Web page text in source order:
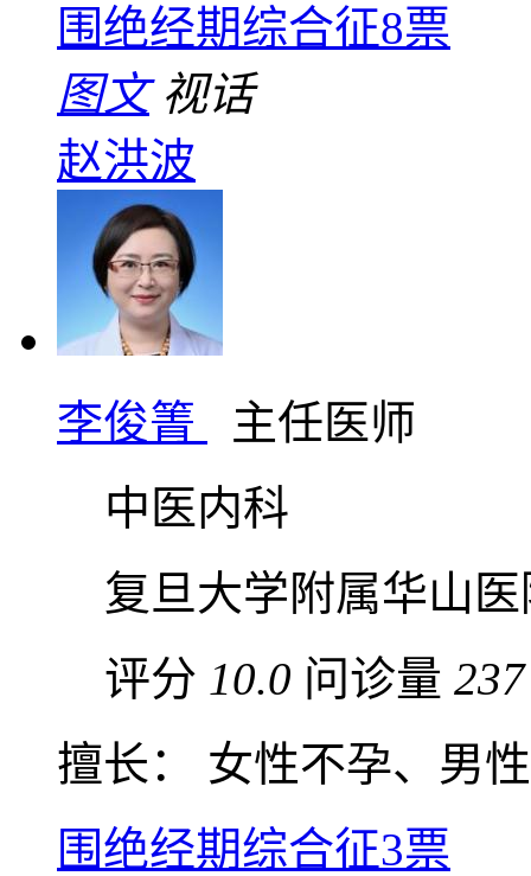
围绝经期综合征8票
图文 视话
赵洪波
李俊箐
主任医师
中医内科
复旦大学附属华山
评分 10.0 问诊量 237
擅长： 女性不孕、男
围绝经期综合征3票